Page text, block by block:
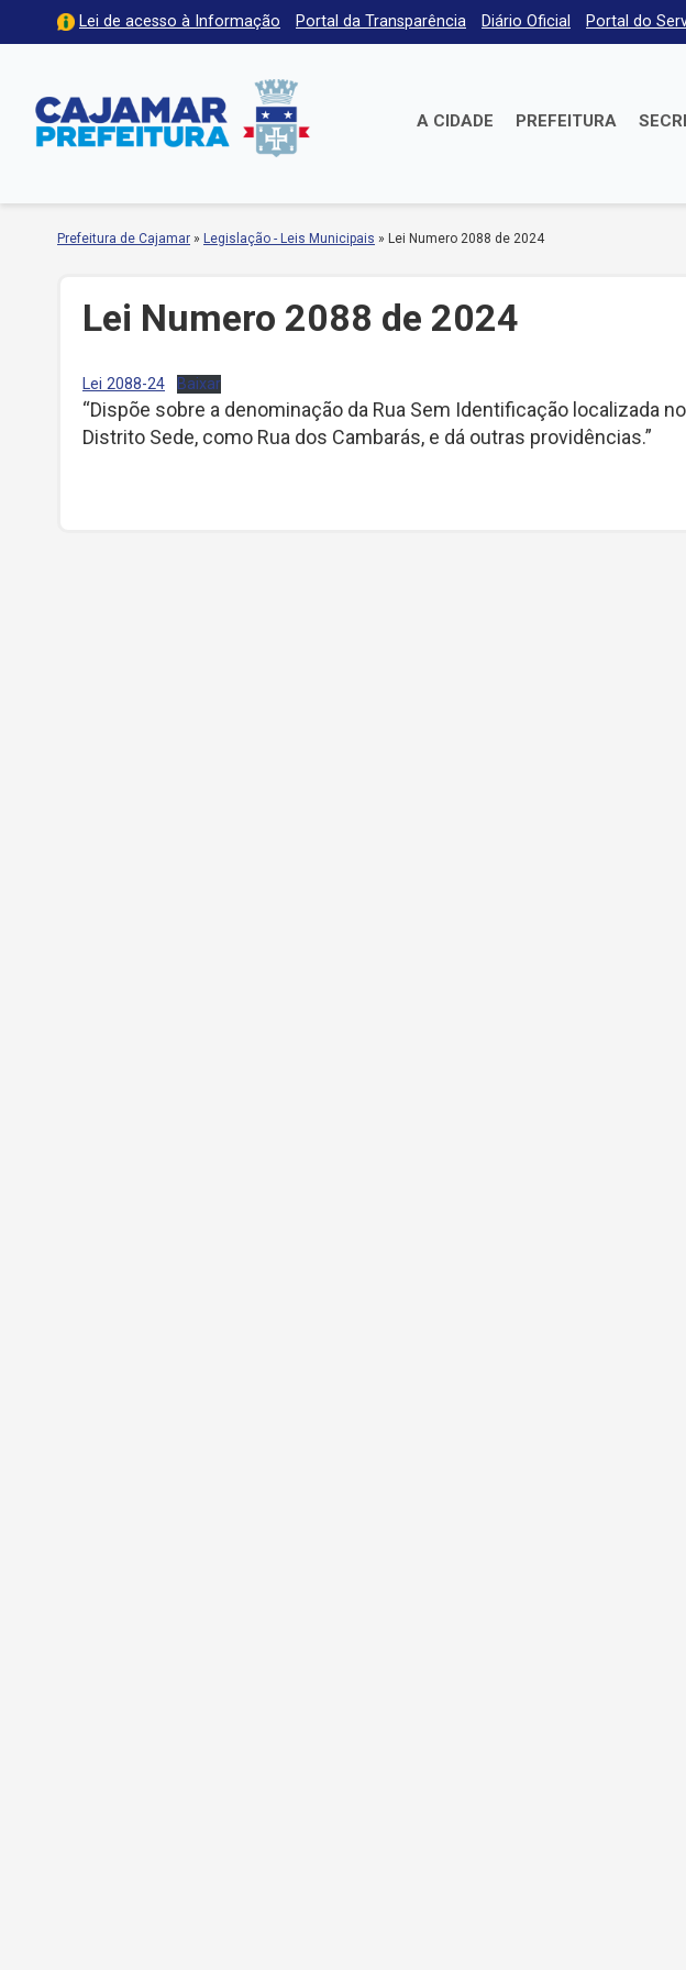
Lei de acesso à Informação Portal da Transparência Diário Oficial Portal do
A CIDADE PREFEITURA
Prefeitura de Cajamar » Legislação - Leis Municipais » Lei Numero 2088 de 2024
Lei Numero 2088 de 2024
Lei 2088-24 Baixar
“Dispõe sobre a denominação da Rua Sem Identificação localizada
Distrito Sede, como Rua dos Cambarás, e dá outras providências.”